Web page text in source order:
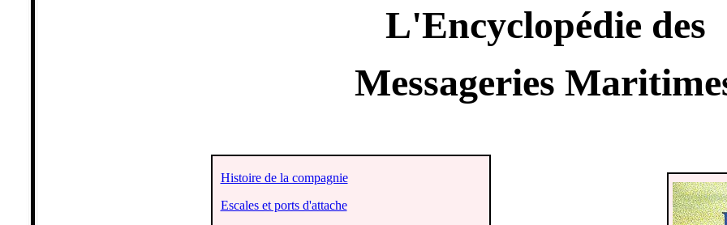
L'Encyclopédie des
Messageries
Histoire de la compagnie
Escales et ports d'attache